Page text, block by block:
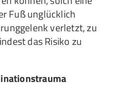
Fuß unglücklich
verletzt, zu
das Risiko zu